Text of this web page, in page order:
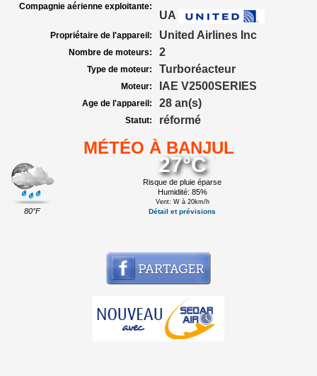
Compagnie aérienne exploitante:
UA
Propriétaire de l'appareil: United Airlines Inc
Nombre de moteurs: 2
Type de moteur: Turboréacteur
Moteur: IAE V2500SERIES
Age de l'appareil: 28 an(s)
Statut: réformé
MÉTÉO À BANJUL
80°F
27°C
Risque de pluie éparse
Humidité: 85%
Vent: W à 20km/h
Détail et prévisions